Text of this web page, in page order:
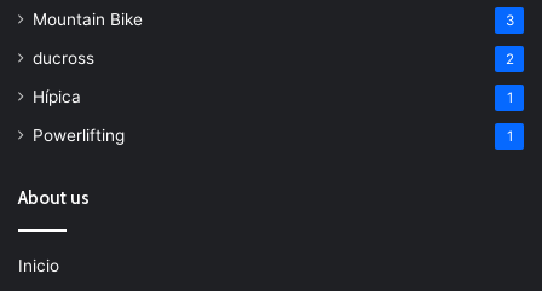
Mountain Bike 3
ducross 2
Hípica 1
Powerlifting 1
About us
Inicio